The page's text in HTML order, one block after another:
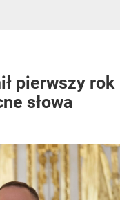
pierwszy rok
słowa